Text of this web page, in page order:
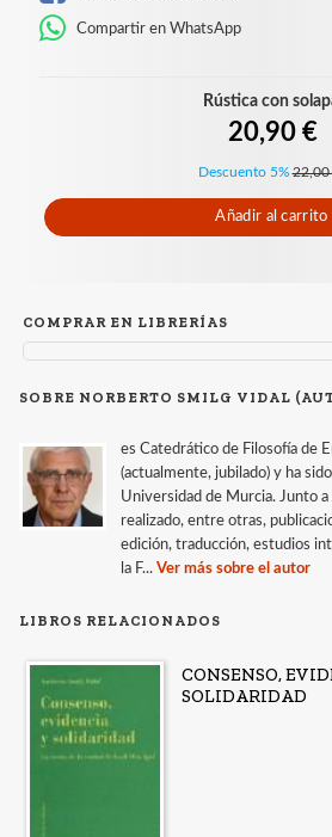
Compartir en WhatsApp
Rústica con
20,90 €
Descuento 5% 22,00
Añadir al carrito
COMPRAR EN LIBRERÍAS
SOBRE NORBERTO SMILG VIDAL
es Catedrático de Filosofía de
(actualmente, jubilado) y ha
Universidad de Murcia. Junto
realizado, entre otras,
edición, traducción, estudios
la F... Ver más sobre el autor
LIBROS RELACIONADOS
CONSENSO,
SOLIDARIDAD